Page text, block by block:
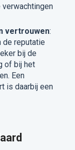
vertrouwen:
de reputatie
bij de
of bij het
Een
is daarbij een